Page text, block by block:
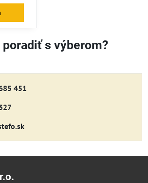
s výberom?
451